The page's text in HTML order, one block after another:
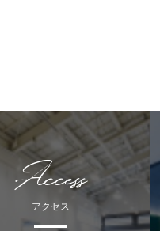
Access
アクセス